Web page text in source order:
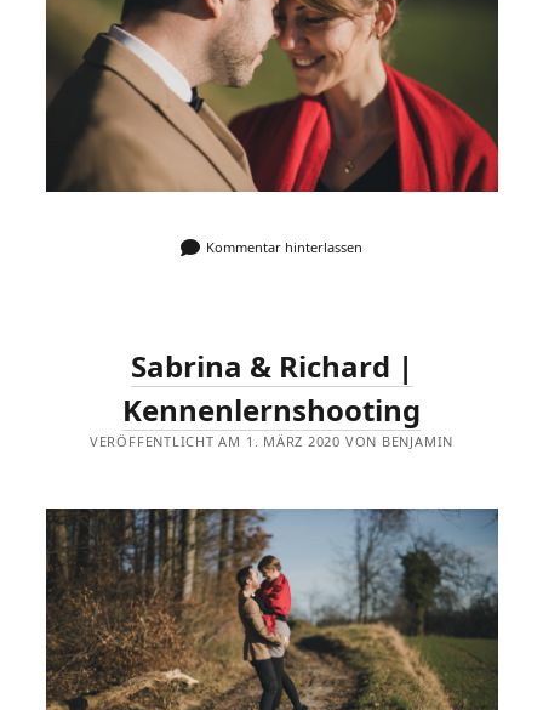
Kommentar hinterlassen
Sabrina & Richard |
Kennenlernshooting
VERÖFFENTLICHT AM 1. MÄRZ 2020 VON BENJAMIN